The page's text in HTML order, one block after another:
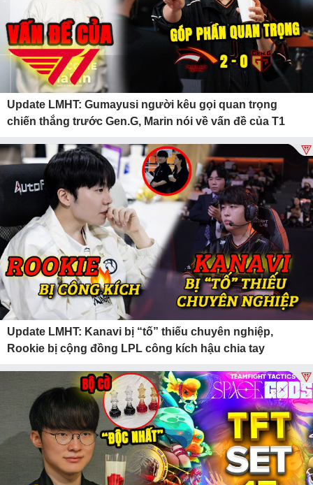
Update LMHT: Gumayusi người kêu gọi quan trọng
chiến thắng trước Gen.G, Marin nói về vấn đề của T1
Update LMHT: Kanavi bị “tố” thiếu chuyên nghiệp,
Rookie bị cộng đồng LPL công kích hậu chia tay